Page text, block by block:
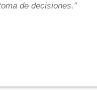
de decisiones.”